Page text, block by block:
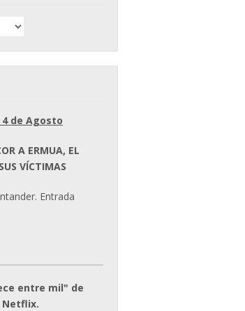
4 de Agosto
A ERMUA, EL
VÍCTIMAS
Entrada
entre mil" de